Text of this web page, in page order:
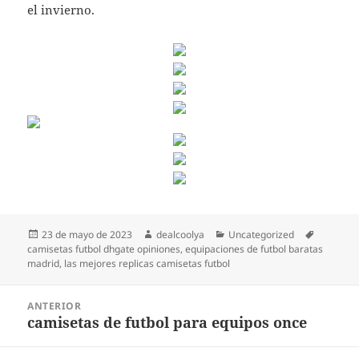
el invierno.
Publicado
el
23 de mayo de 2023 Autor
dealcoolya Categorías
Uncategorized
camisetas futbol dhgate opiniones,equipaciones de futbol baratas
madrid, las mejores replicas camisetas futbol
entradas
ANTERIOR
Entrada
camisetas de futbol para equipos once